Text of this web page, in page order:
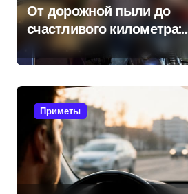
От дорожной пыли до
счастливого километра:
самые распространенные
приметы мотоциклистов
Приметы